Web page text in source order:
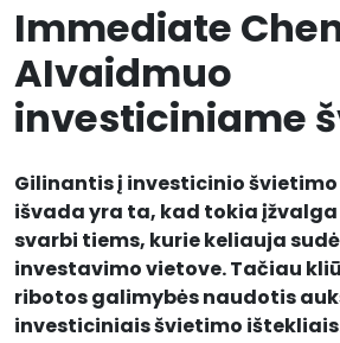
Immediate
AIvaidmuo
investiciniame
Gilinantis į investicinio
išvada yra ta, kad tokia
svarbi tiems, kurie keliauja
investavimo vietove. Tačiau
ribotos galimybės naudotis
investiciniais švietimo